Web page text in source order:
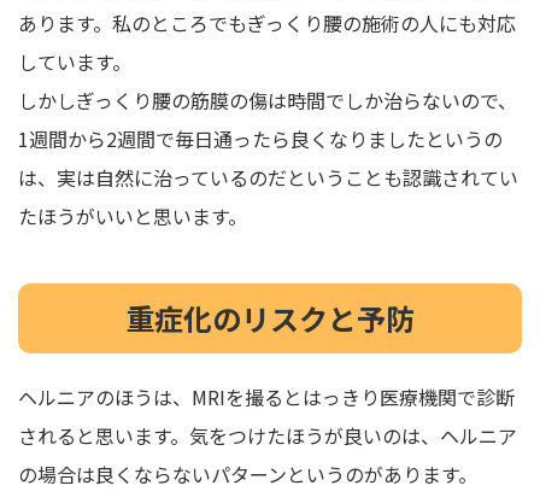
あります。私のところでもぎっくり腰の施術の人にも対応
しています。
しかしぎっくり腰の筋膜の傷は時間でしか治らないので、
1週間から2週間で毎日通ったら良くなりましたというの
は、実は自然に治っているのだということも認識されてい
たほうがいいと思います。
重症化のリスクと予防
ヘルニアのほうは、MRIを撮るとはっきり医療機関で診断
されると思います。気をつけたほうが良いのは、ヘルニア
の場合は良くならないパターンというのがあります。